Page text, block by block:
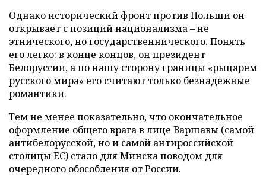
Однако исторический фронт против Польши он
открывает с позиций национализма – не
этнического, но государственнического. Понять
его легко: в конце концов, он президент
Белоруссии, а по нашу сторону границы «рыцарем
русского мира» его считают только безнадежные
романтики.
Тем не менее показательно, что окончательное
оформление общего врага в лице Варшавы (самой
антибелорусской, но и самой антироссийской
столицы ЕС) стало для Минска поводом для
очередного обособления от России.